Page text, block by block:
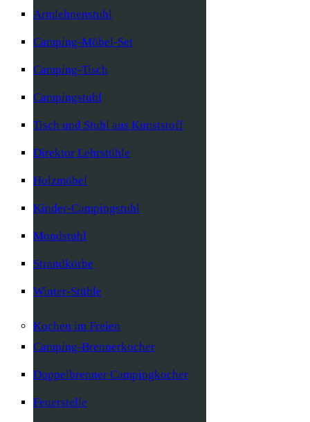
Armlehnenstuhl
Camping-Möbel-Set
Camping-Tisch
Campingstuhl
Tisch und Stuhl aus Kunststoff
Direktor Lehrstühle
Holzmöbel
Kinder-Campingstuhl
Mondstuhl
Strandkörbe
Winter-Stühle
Kochen im Freien
Camping-Brennerkocher
Doppelbrenner Campingkocher
Feuerstelle